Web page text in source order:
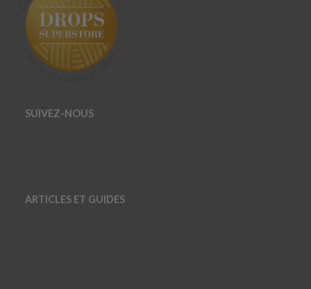
SUIVEZ-NOUS
ARTICLES ET GUIDES